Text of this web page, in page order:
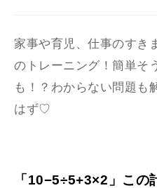
家事や育児、仕事のすき
のトレーニング！簡単そ
も！？わからない問題も
はず♡
「10−5÷5+3×2」この